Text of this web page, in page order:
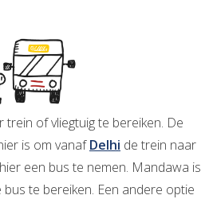
of vliegtuig te bereiken. De
is om vanafDelhi de trein naar
een bus te nemen. Mandawa is
bus te bereiken. Een andere optie